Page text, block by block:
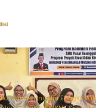
Uni”,Uni Enggla